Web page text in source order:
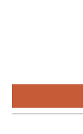
באנגלית בכתב מחובר